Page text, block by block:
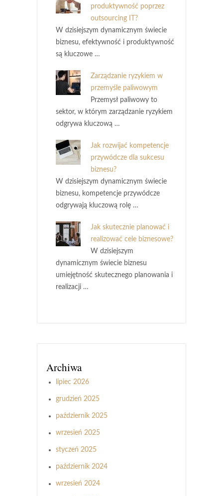
produktywność poprzez
outsourcing IT?
W dzisiejszym dynamicznym świecie
biznesu, efektywność i produktywność
są kluczowe …
Zarządzanie ryzykiem w
przemyśle paliwowym
Przemysł paliwowy to
sektor, w którym zarządzanie ryzykiem
odgrywa kluczową …
Jak rozwijać kompetencje
przywódcze dla sukcesu
biznesu?
W dzisiejszym dynamicznym świecie
biznesu, kompetencje przywódcze
odgrywają kluczową rolę …
Jak skutecznie planować i
realizować cele biznesowe?
W dzisiejszym
dynamicznym świecie biznesu
umiejętność skutecznego planowania i
realizacji …
Archiwa
lipiec 2026
grudzień 2025
październik 2025
wrzesień 2025
styczeń 2025
październik 2024
wrzesień 2024